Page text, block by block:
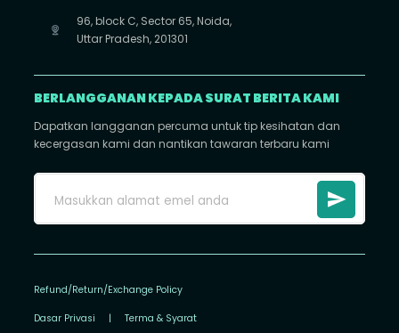
96, block C, Sector 65, Noida,
Uttar Pradesh, 201301
BERLANGGANAN KEPADA SURAT BERITA KAMI
Dapatkan langganan percuma untuk tip kesihatan dan
kecergasan kami dan nantikan tawaran terbaru kami
Refund/Return/Exchange Policy
Dasar Privasi | Terma & Syarat